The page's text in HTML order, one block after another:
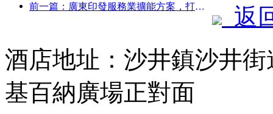
前一篇：廣東印發服務業擴能方案，打造大灣區世界級旅游目的地
返
酒店地址：沙井鎮沙井
基百納廣場正對面